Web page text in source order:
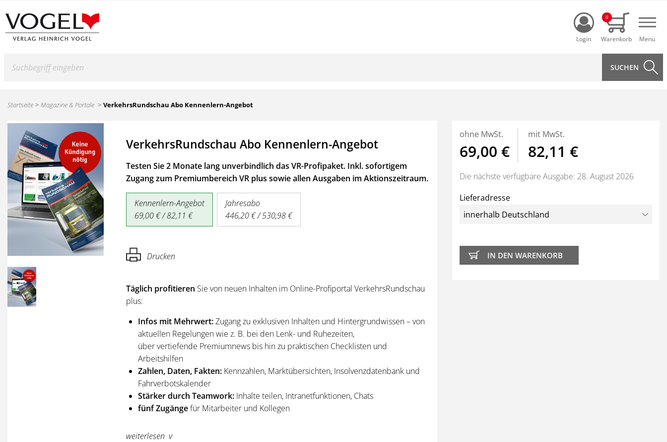
Login
0
Startseite Magazine & Portale VerkehrsRundschau Abo Kennenlern-Angebot
VerkehrsRundschau Abo Kennenlern-Angebot
Testen Sie 2 Monate lang unverbindlich das VR-Profipaket. Inkl. sofortigem
Zugang zum Premiumbereich VR plus sowieallen Ausgaben im Aktionszeitraum.
Kennenlern-Angebot
69,00 € / 82,11 €
Jahresabo
446,20 € / 530,98 €
Drucken
Täglich profitieren Sie von neuen Inhalten im Online-Profiportal VerkehrsRundschau
plus:
Infos mit Mehrwert:Zugang zu exklusiven Inhalten und Hintergrundwissen – von
aktuellen Regelungen wie z. B. bei den Lenk- und Ruhezeiten,
über vertiefende Premiumnews bis hin zu praktischen Checklisten und
Arbeitshilfen
Zahlen, Daten, Fakten: Kennzahlen, Marktübersichten, Insolvenzdatenbank und
Fahrverbotskalender
Stärker durch Teamwork: Inhalte teilen, Intranetfunktionen, Chats
fünf Zugängefür Mitarbeiter und Kollegen
Sie erhaltenalle Ausgaben
weiterlesen
ohne MwSt.
69,00 €
mit MwSt.
82,11 €
Die nächste verfügbare Ausgabe: 28. August 2026
Lieferadresse